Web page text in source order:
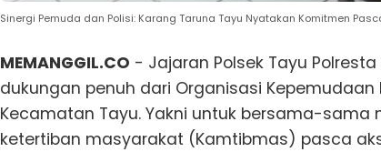
Sinergi Pemuda dan Polisi: Karang Taruna Tayu Nyatakan Komitmen
MEMANGGIL.CO - Jajaran Polsek Tayu
dukungan penuh dari Organisasi Kepemudaan
Kecamatan Tayu. Yakni untuk bersama-
ketertiban masyarakat (Kamtibmas) pasca